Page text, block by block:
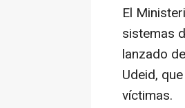
El
sistemas
lanzado
Udeid,
víctimas.